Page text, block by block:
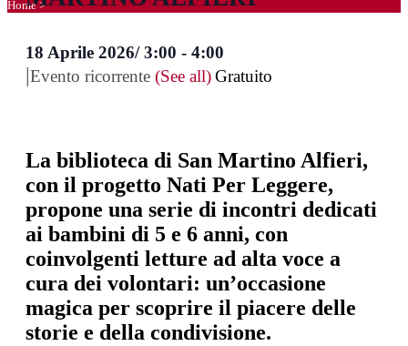
Home>
18 Aprile 2026/ 3:00 - 4:00
|Evento ricorrente (See all)Gratuito
La biblioteca di San Martino Alfieri,
con il progetto Nati Per Leggere,
propone una serie di incontri dedicati
ai bambini di 5 e 6 anni, con
coinvolgenti letture ad alta voce a
cura dei volontari: un’occasione
magica per scoprire il piacere delle
storie e della condivisione.